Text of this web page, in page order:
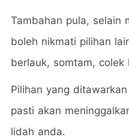
Tambahan pula, selain
boleh nikmati pilihan
berlauk, somtam,
Pilihan yang
pasti akan
lidah anda.